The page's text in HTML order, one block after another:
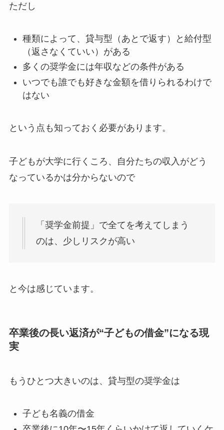
ただし
種類によって、貸与型（あとで返す）と給付型
（返さなくていい）がある
多くの奨学金には年収などの条件がある
いつでも誰でも好きな金額を借りられるわけで
はない
という点も知っておく必要があります。
子どもが大学に行くころ、自分たちの収入がどう
なっているかは分からないので
「奨学金前提」で全てを考えてしまう
のは、少しリスクが高い
と今は感じています。
卒業後の長い返済が“子どもの借金”になる現
実
もうひとつ大きいのは、貸与型の奨学金は
子ども名義の借金